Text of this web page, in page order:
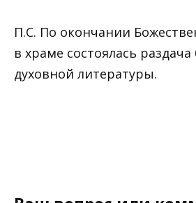
П.С. По окончании
в храме состоялась
духовной литературы.